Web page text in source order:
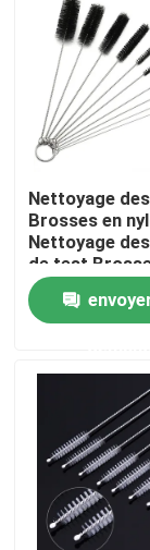
A propos de
Visite d'usine
Contrôle de
Contact
Bande de
Brosses
Brosses à
Nettoyage
Brosses en
Nettoyage
de test
paille